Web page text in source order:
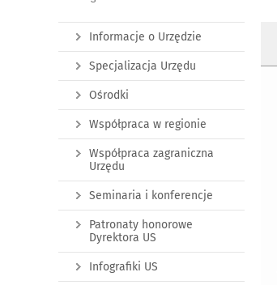
Informacje o Urzędzie
Specjalizacja Urzędu
Ośrodki
Współpraca w regionie
Współpraca zagraniczna
Urzędu
Seminaria i konferencje
Patronaty honorowe
Dyrektora US
Infografiki US